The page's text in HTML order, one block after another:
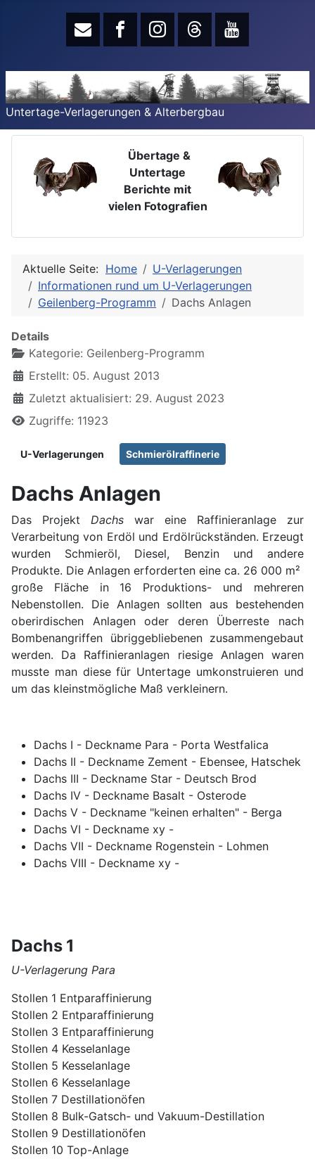
Untertage-Verlagerungen & Alterbergbau
Übertage &
Untertage
Berichte mit
vielen Fotografien
Aktuelle Seite: Home
U-Verlagerungen
Informationen rund um U-Verlagerungen
Geilenberg-Programm
Dachs Anlagen
Details
Kategorie: Geilenberg-Programm
Erstellt: 05. August 2013
Zuletzt aktualisiert: 29. August 2023
Zugriffe: 11923
U-Verlagerungen Schmierölraffinerie
Dachs Anlagen
Das Projekt Dachs war eine Raffinieranlage zur
Verarbeitung von Erdöl und Erdölrückständen. Erzeugt
wurden Schmieröl, Diesel, Benzin und andere
Produkte. Die Anlagen erforderten eine ca. 26 000 m²
große Fläche in 16 Produktions- und mehreren
Nebenstollen. Die Anlagen sollten aus bestehenden
oberirdischen Anlagen oder deren Überreste nach
Bombenangriffen übriggebliebenen zusammengebaut
werden. Da Raffinieranlagen riesige Anlagen waren
musste man diese für Untertage umkonstruieren und
um das kleinstmögliche Maß verkleinern.
Dachs I - Deckname Para - Porta Westfalica
Dachs II - Deckname Zement - Ebensee, Hatschek
Dachs III - Deckname Star - Deutsch Brod
Dachs IV - Deckname Basalt - Osterode
Dachs V - Deckname "keinen erhalten" - Berga
Dachs VI - Deckname xy -
Dachs VII - Deckname Rogenstein - Lohmen
Dachs VIII - Deckname xy -
Dachs 1
U-Verlagerung Para
Stollen 1 Entparaffinierung
Stollen 2 Entparaffinierung
Stollen 3 Entparaffinierung
Stollen 4 Kesselanlage
Stollen 5 Kesselanlage
Stollen 6 Kesselanlage
Stollen 7 Destillationöfen
Stollen 8 Bulk-Gatsch- und Vakuum-Destillation
Stollen 9 Destillationöfen
Stollen 10 Top-Anlage